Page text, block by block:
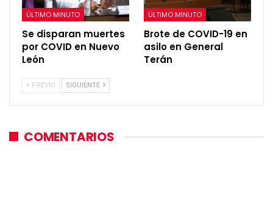
ÚLTIMO MINUTO
Se disparan muertes
por COVID en Nuevo
León
ÚLTIMO MINUTO
Brote de COVID-19 en
asilo en General
Terán
PREVIO SIGUIENTE
COMENTARIOS